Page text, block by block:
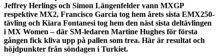
Jeffrey Herlings och Simon Längenfelder vann MXGP
respektive MX2, Francisco Garcia tog hem årets sista EMX250-
tävling och Kiara Fontanesi tog hem den näst sista deltävlingen
i MX Women – där SM-ledaren Martine Hughes för första
gången fick kliva upp på pallen som trea. Här är resultat och
höjdpunkter från söndagen i Turkiet.